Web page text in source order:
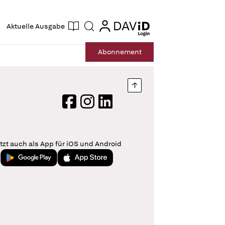
Aktuelle Ausgabe Suche login
login
Abonnement
Nach oben springen
FacebookInstagram
LinkedIn
auch als App für iOS und Android
Jetzt bei Google PlayLaden im App Store